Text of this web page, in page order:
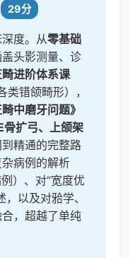
29分
度。从零基础
盖头影测量、诊
畸进阶体系课
类错颌畸形），
中磨牙问题》
骨扩弓、上颌架
精通的完整路
病例的解析
）、对“宽度优
以及对𬌗学、
，超越了单纯